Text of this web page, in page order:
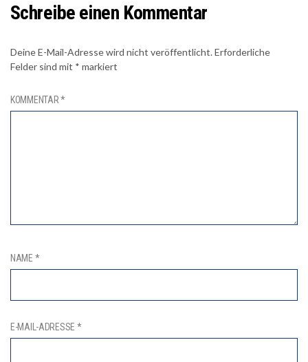
Schreibe einen Kommentar
Deine E-Mail-Adresse wird nicht veröffentlicht.Erforderliche
Felder sind mit * markiert
KOMMENTAR*
NAME *
E-MAIL-ADRESSE *